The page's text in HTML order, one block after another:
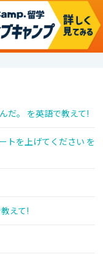
だ。 を英語で教えて!
トを上げてください を
えて!